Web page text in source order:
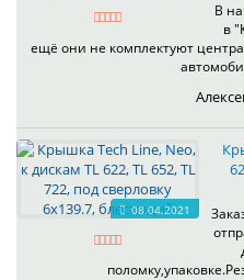
В
в
ещё они не комплектуют
08.04.2021